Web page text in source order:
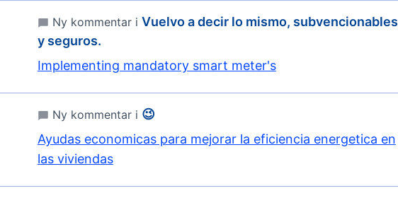
Ny kommentar i Vuelvo a decir lo mismo, subvencionables
y seguros.
Implementing mandatory smart meter's
Ny kommentar i 😉
Ayudas economicas para mejorar la eficiencia energetica en
las viviendas